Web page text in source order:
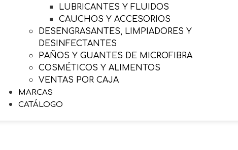
LUBRICANTES Y FLUIDOS
CAUCHOS Y ACCESORIOS
DESENGRASANTES, LIMPIADORES Y
DESINFECTANTES
PAÑOS Y GUANTES DE MICROFIBRA
COSMÉTICOS Y ALIMENTOS
VENTAS POR CAJA
MARCAS
CATÁLOGO